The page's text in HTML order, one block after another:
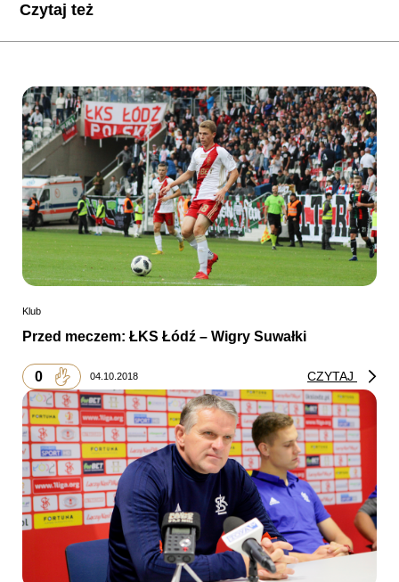
Czytaj też
Klub
Przed meczem: ŁKS Łódź – Wigry Suwałki
0 04.10.2018 CZYTAJ